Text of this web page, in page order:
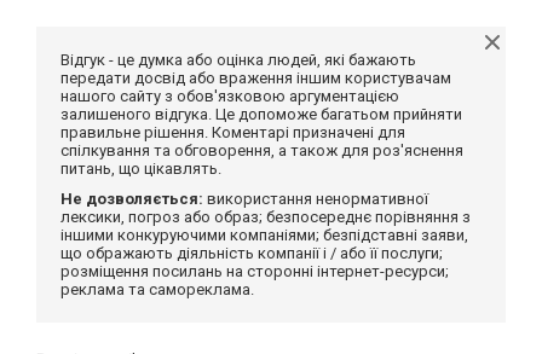
Відгук - це думка або оцінка людей, які бажають
передати досвід або враження іншим користувачам
нашого сайту з обов'язковою аргументацією
залишеного відгука. Це допоможе багатьом прийняти
правильне рішення. Коментарі призначені для
спілкування та обговорення, а також для роз'яснення
питань, що цікавлять.
Не дозволяється: використання ненормативної
лексики, погроз або образ; безпосереднє порівняння з
іншими конкуруючими компаніями; безпідставні заяви,
що ображають діяльність компанії і / або її послуги;
розміщення посилань на сторонні інтернет-ресурси;
реклама та самореклама.